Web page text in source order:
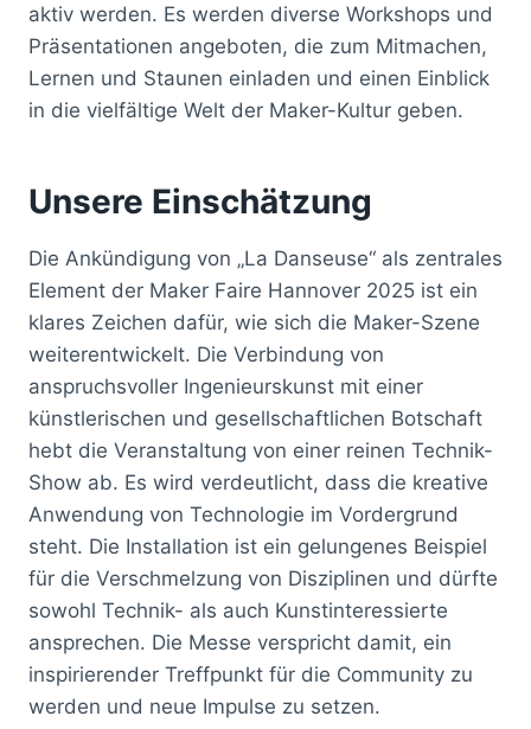
aktiv werden. Es werden diverse Workshops und
Präsentationen angeboten, die zum Mitmachen,
Lernen und Staunen einladen und einen Einblick
in die vielfältige Welt der Maker-Kultur geben.
Unsere Einschätzung
Die Ankündigung von „La Danseuse“ als zentrales
Element der Maker Faire Hannover 2025 ist ein
klares Zeichen dafür, wie sich die Maker-Szene
weiterentwickelt. Die Verbindung von
anspruchsvoller Ingenieurskunst mit einer
künstlerischen und gesellschaftlichen Botschaft
hebt die Veranstaltung von einer reinen Technik-
Show ab. Es wird verdeutlicht, dass die kreative
Anwendung von Technologie im Vordergrund
steht. Die Installation ist ein gelungenes Beispiel
für die Verschmelzung von Disziplinen und dürfte
sowohl Technik- als auch Kunstinteressierte
ansprechen. Die Messe verspricht damit, ein
inspirierender Treffpunkt für die Community zu
werden und neue Impulse zu setzen.